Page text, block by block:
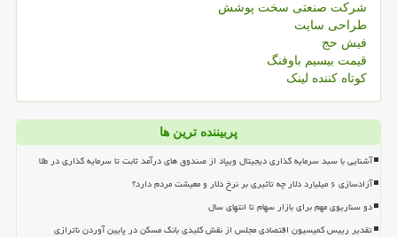
شرکت صنعتی سخت پوشش
طراحی سایت
فیش حج
قیمت بیسیم باوفنگ
کوتاه کننده لینک
پربیننده ترین ها
آشنایی با سبد سرمایه گذاری دیجیتال ویپاد از صندوق های درآمد ثابت تا سرمایه گذاری در طلا
آزادسازی ۶ میلیارد دلار چه تاثیری بر نرخ دلار و معیشت مردم دارد؟
دو سناریوی مهم برای بازار سهام تا انتهای سال
تقدیر رییس کمیسیون اقتصادی مجلس از نقش کلیدی بانک مسکن در پایین آوردن ناترازی